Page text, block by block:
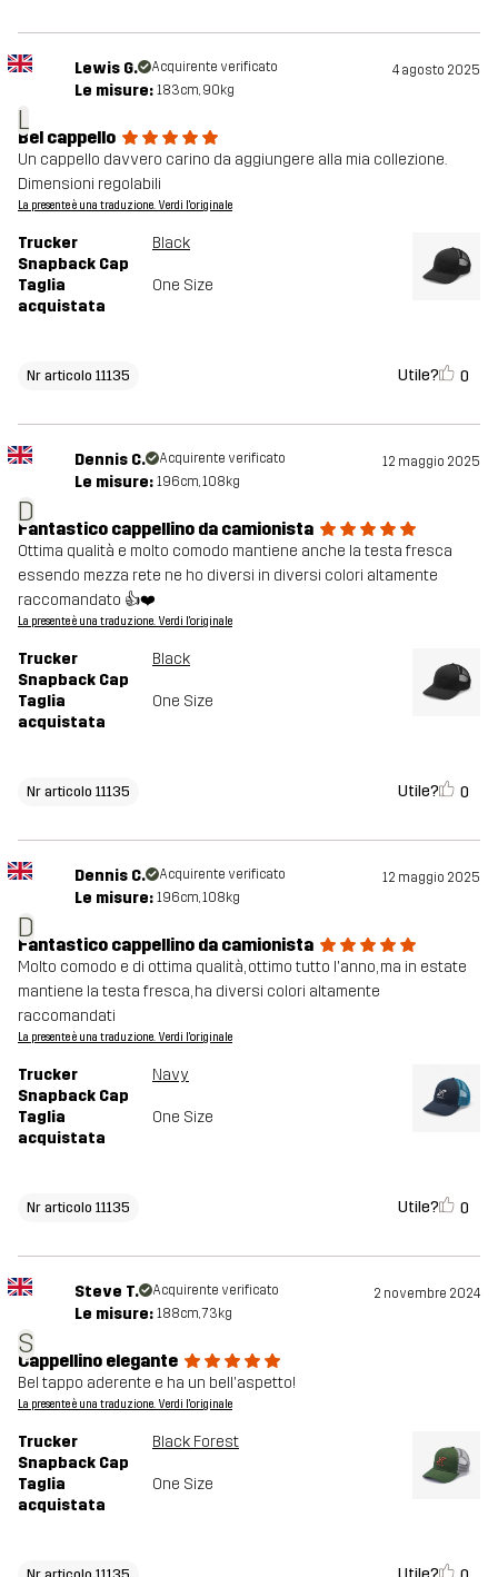
L
Lewis G. Acquirente verificato 4 agosto 2025
Le misure: 183cm, 90kg
Bel cappello
Un cappello davvero carino da aggiungere alla mia collezione.
Dimensioni regolabili
La presente è una traduzione. Verdi l'originale
Trucker
Snapback Cap
Black
Taglia
acquistata
One Size
Nr articolo 11135 Utile? 0
D
Dennis C. Acquirente verificato 12 maggio 2025
Le misure: 196cm, 108kg
Fantastico cappellino da camionista
Ottima qualità e molto comodo mantiene anche la testa fresca
essendo mezza rete ne ho diversi in diversi colori altamente
raccomandato 👍❤️
La presente è una traduzione. Verdi l'originale
Trucker
Snapback Cap
Black
Taglia
acquistata
One Size
Nr articolo 11135 Utile? 0
D
Dennis C. Acquirente verificato 12 maggio 2025
Le misure: 196cm, 108kg
Fantastico cappellino da camionista
Molto comodo e di ottima qualità, ottimo tutto l'anno, ma in estate
mantiene la testa fresca, ha diversi colori altamente
raccomandati
La presente è una traduzione. Verdi l'originale
Trucker
Snapback Cap
Navy
Taglia
acquistata
One Size
Nr articolo 11135 Utile? 0
S
Steve T. Acquirente verificato 2 novembre 2024
Le misure: 188cm, 73kg
Cappellino elegante
Bel tappo aderente e ha un bell'aspetto!
La presente è una traduzione. Verdi l'originale
Trucker
Snapback Cap
Black Forest
Taglia
acquistata
One Size